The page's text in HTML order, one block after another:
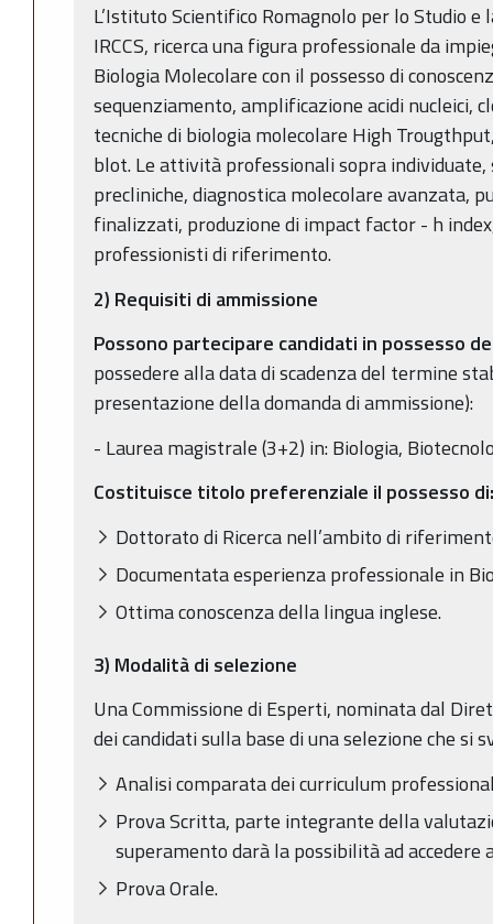
L’Istituto Scientifico Romagnolo per lo Studio e
IRCCS, ricerca una figura professionale da
Biologia Molecolare con il possesso di
sequenziamento, amplificazione acidi nucleici,
tecniche di biologia molecolare High
blot. Le attività professionali sopra
precliniche, diagnostica molecolare avanzata,
finalizzati, produzione di impact factor - h
professionisti di riferimento.
2) Requisiti di ammissione
Possono partecipare candidati in possesso
possedere alla data di scadenza del termine
presentazione della domanda di ammissione):
- Laurea magistrale (3+2) in: Biologia,
Costituisce titolo preferenziale il possesso di:
Dottorato di Ricerca nell’ambito di
Documentata esperienza professionale in
Ottima conoscenza della lingua inglese.
3) Modalità di selezione
Una Commissione di Esperti, nominata dal
dei candidati sulla base di una selezione che si
Analisi comparata dei curriculum
Prova Scritta, parte integrante della
superamento darà la possibilità ad accedere
Prova Orale.